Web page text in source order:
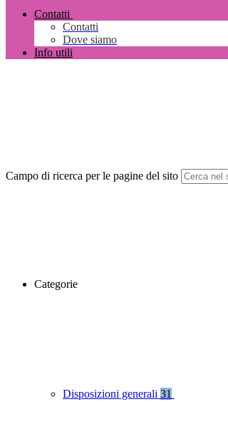
Contatti
Contatti
Dove siamo
Info utili
Campo di ricerca per le pagine del sito
Categorie
Disposizioni generali 31